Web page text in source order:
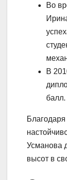
Во
В
балл.
Усманова
высот в